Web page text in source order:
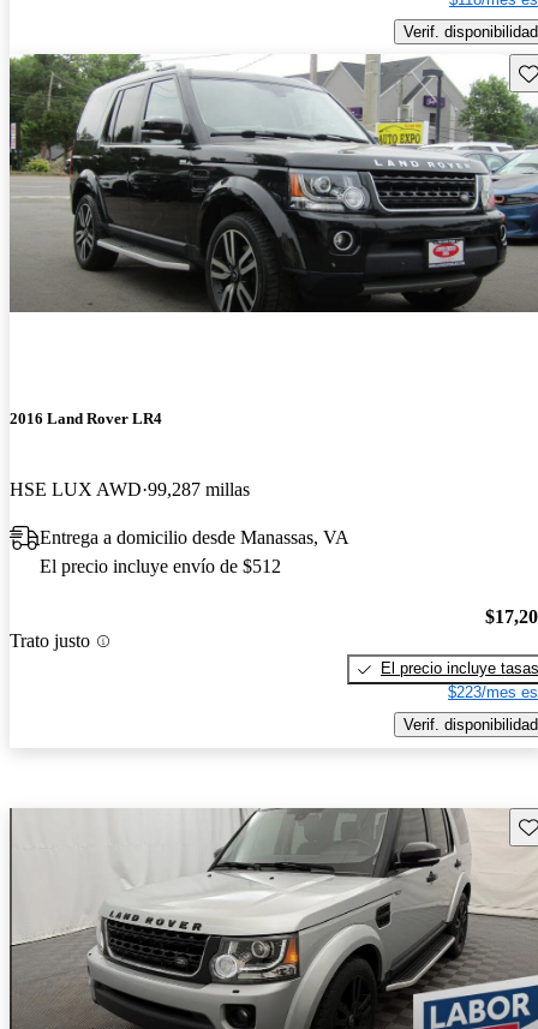
Verif. disponibilidad
2016 Land Rover LR4
HSE LUX AWD 99,287 millas
Entrega a domicilio desde Manassas, VA
El precio incluye envío de $512
Trato justo
El precio incluye tasas
$223/mes
Verif. disponibilidad